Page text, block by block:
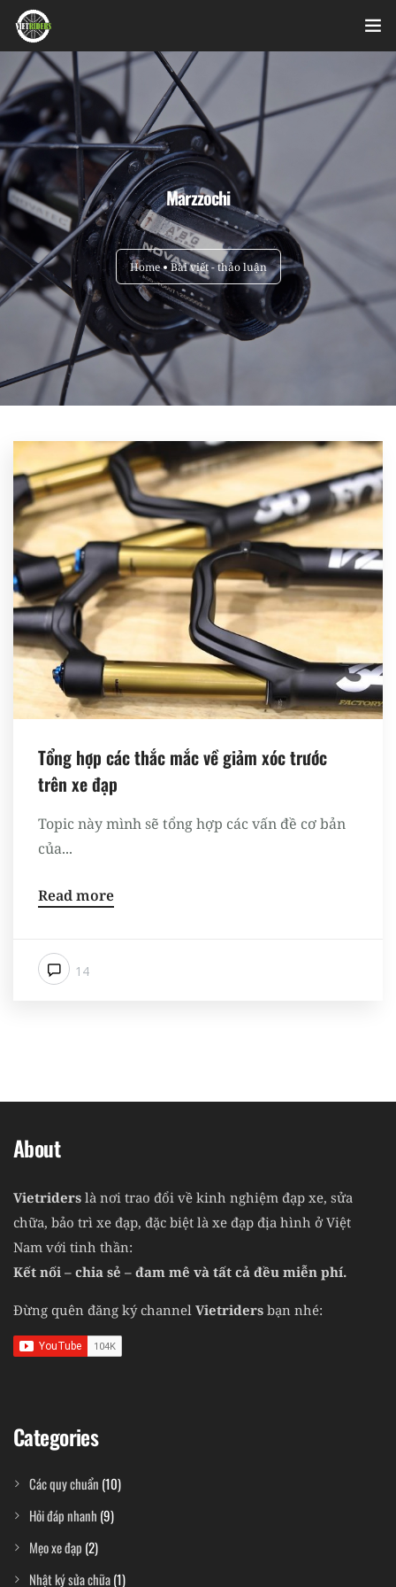
Home
Videos
Sản phẩm
Hỏi đáp nhanh
Nhật ký sửa chữa
About
Login
Marzzochi
Home Bài viết - thảo luận
Tổng hợp các thắc mắc về giảm xóc trước
trên xe đạp
Topic này mình sẽ tổng hợp các vấn đề cơ bản
của...
Read more
14
About
Vietriders là nơi trao đổi về kinh nghiệm đạp xe, sửa
chữa, bảo trì xe đạp, đặc biệt là xe đạp địa hình ở Việt
Nam với tinh thần:
Kết nối – chia sẻ – đam mê và tất cả đều miễn phí.
Đừng quên đăng ký channel Vietriders bạn nhé:
Categories
Các quy chuẩn (10)
Hỏi đáp nhanh (9)
Mẹo xe đạp (2)
Nhật ký sửa chữa(1)